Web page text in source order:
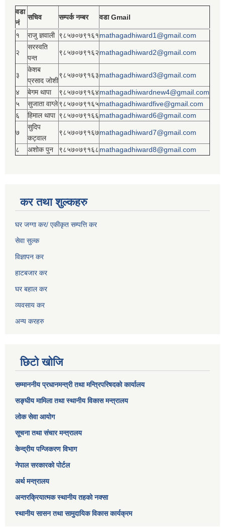
वडा
नं
सचिव सम्पर्क नम्बर वडा Gmail
१ राजु ज्ञवाली ९८५७०७९१६१mathagadhiward1@gmail.com
२
सरस्वति
पन्त
९८५७०७९१६२mathagadhiward2@gmail.com
३
केशब
प्रसाद जोशी
९८५७०७९१६३mathagadhiward3@gmail.com
४ बेगम थापा ९८५७०७९१६४mathagadhiwardnew4@gmail.com
५
सुजाता वाग्ले९८५७०७९१६५mathagadhiwardfive@gmail.com
६
हिमाल थापा ९८५७०७९१६६mathagadhiward6@gmail.com
७
सुदिप
कट्वाल
९८५७०७९१६७mathagadhiward7@gmail.com
८ अशोक पुन ९८५७०७९१६८mathagadhiward8@gmail.com
कर तथा शुल्कहरु
घर जग्गा कर/ एकीकृत सम्पत्ति कर
सेवा सुल्क
विज्ञापन कर
हाटबजार कर
घर बहाल कर
व्यवसाय कर
अन्य करहरु
छिटो खोजि
सम्माननीय प्रधानमन्त्री तथा मन्त्रिपरिषद‌को कार्यालय
सङ्घीय मामिला तथा स्थानीय विकास मन्त्रालय
लोक सेवा आयोग
सूचना तथा संचार मन्त्रालय
केन्द्रीय पन्जिकरण विभाग
नेपाल सरकारको पोर्टल
अर्थ मन्त्रालय
अन्तरक्रियात्मक स्थानीय तहको नक्सा
स्थानीय सासन तथा सामुदायिक विकास कार्यक्रम